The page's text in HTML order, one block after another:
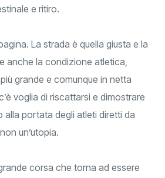
e ritiro.
La strada è quella giusta e la
anche la condizione atletica,
grande e comunque in netta
voglia di riscattarsi e dimostrare
alla portata degli atleti diretti da
un’utopia.
corsa che torna ad essere